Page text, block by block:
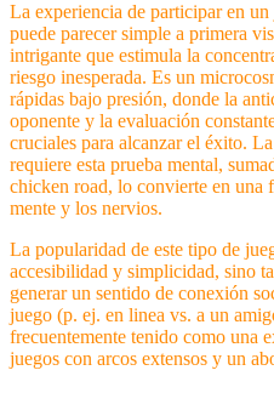
La experiencia de participar en
puede parecer simple a primera
intrigante que estimula la
riesgo inesperada. Es un
rápidas bajo presión, donde la
oponente y la evaluación
cruciales para alcanzar el éxito.
requiere esta prueba mental,
chicken road, lo convierte en una
mente y los nervios.
La popularidad de este tipo de
accesibilidad y simplicidad, sino
generar un sentido de conexión
juego (p. ej. en linea vs. a un
frecuentemente tenido como una
juegos con arcos extensos y un